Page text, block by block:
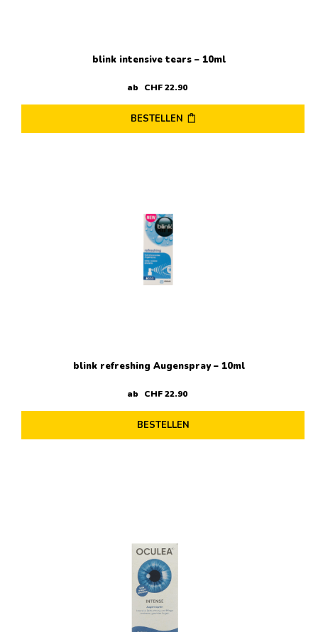
blink intensive tears – 10ml
ab CHF22.90
BESTELLEN
blink refreshing Augenspray – 10ml
ab CHF22.90
BESTELLEN